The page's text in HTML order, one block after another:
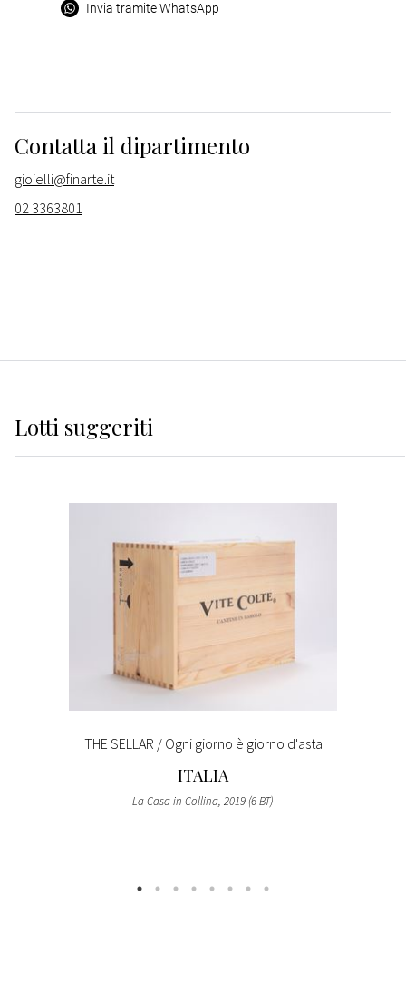
Invia tramite WhatsApp
Contatta il dipartimento
gioielli@finarte.it
02 3363801
Lotti suggeriti
THE SELLAR / Ogni giorno è giorno d'asta
ITALIA
La Casa in Collina, 2019 (6 BT)